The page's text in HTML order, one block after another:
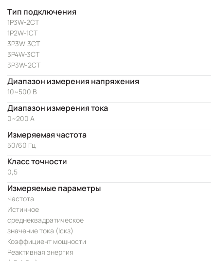
Тип подключения
1P3W-2CT
1P2W-1CT
3P3W-3CT
3P4W-3CT
3P3W-2CT
Диапазон измерения напряжения
10~500 В
Диапазон измерения тока
0~200 А
Измеряемая частота
50/60 Гц
Класс точности
0,5
Измеряемые параметры
Частота
Истинное
среднеквадратическое
значение тока (Iскз)
Коэффициент мощности
Реактивная энергия